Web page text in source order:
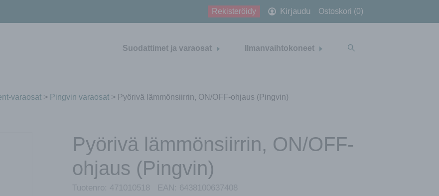
Suodattimet ja varaosat Ilmanvaihtokoneet
Rekisteröidy Kirjaudu Ostoskori (0)
varaosat > Pingvin varaosat > Pyörivä lämmönsiirrin, ON/OFF-ohjaus (Pingvin)
Pyörivä lämmönsiirrin, ON/OFF-
ohjaus (Pingvin)
Tuotenro: 471010518 EAN: 6438100637408